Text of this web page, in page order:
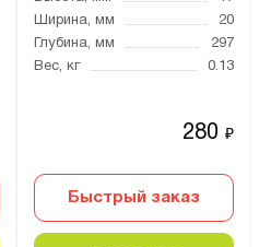
Ширина, мм
20
Глубина, мм
297
Вес, кг
0.13
280₽
Быстрый заказ